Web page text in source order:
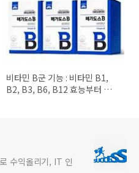
비타민 B군 기능 : 비타민 B1,
B2, B3, B6, B12 효능부터 복
수익올리기, IT 인